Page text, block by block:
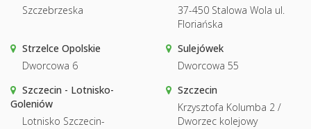
Szczebrzeska
37-450 Stalowa Wola ul.
Floriańska
Strzelce Opolskie
Dworcowa 6
Sulejówek
Dworcowa 55
Szczecin - Lotnisko-
Goleniów
Lotnisko Szczecin-
Szczecin
Krzysztofa Kolumba 2 /
Dworzec kolejowy